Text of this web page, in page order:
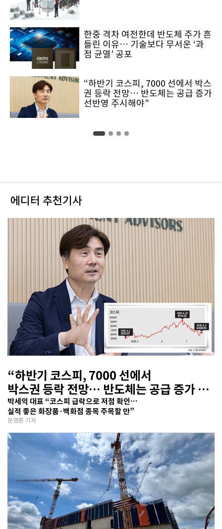
한중 격차 여전한데 반도체 주가 흔
들린 이유… 기술보다 무서운 ‘과
점 균열’ 공포
“하반기 코스피, 7000 선에서 박스
권 등락 전망… 반도체는 공급 증가
선반영 주시해야”
에디터 추천기사
“하반기 코스피, 7000 선에서
박스권 등락 전망… 반도체는 공급 증가 선
반영 주시해야”
박세익 대표 “코스피 급락으로 저점 확인…
실적 좋은 화장품·백화점 종목 주목할 만”
문영훈 기자